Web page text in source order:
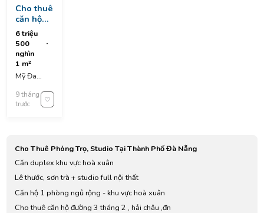
Cho thuê
căn hộ
đường
mỹ đa
đông 11
, ngũ
hành sơn
, đà nẵng
6 triệu
500
nghìn
1 m²
Mỹ Đa
Mỹ An,
Ngũ Hành
9 tháng
trước
Cho Thuê Phòng Trọ, Studio Tại Thành Phố Đà Nẵng
Căn duplex khu vực hoà xuân
Lê thước, sơn trà + studio full nội thất
Căn hộ 1 phòng ngủ rộng - khu vực hoà xuân
Cho thuê căn hộ đường 3 tháng 2 , hải châu ,đn